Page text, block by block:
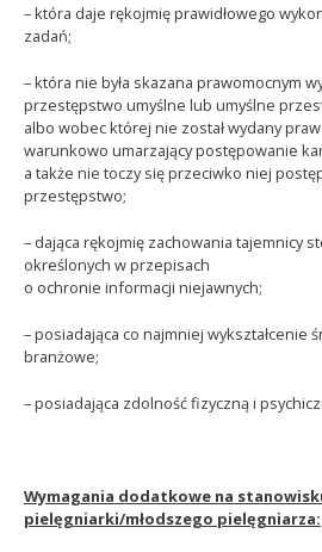
– która daje rękojmię prawidłowego
zadań;
– która nie była skazana prawomocnym
przestępstwo umyślne lub umyślne
albo wobec której nie został wydany
warunkowo umarzający postępowanie
a także nie toczy się przeciwko niej
przestępstwo;
– dająca rękojmię zachowania tajemnicy
określonych w przepisach
o ochro­nie informacji niejawnych;
– posiadająca co najmniej wykształcenie
branżowe;
– posiadająca zdolność fizyczną i
Wymagania dodatkowe na
pielęgniarki/młodszego pielęgniarza: